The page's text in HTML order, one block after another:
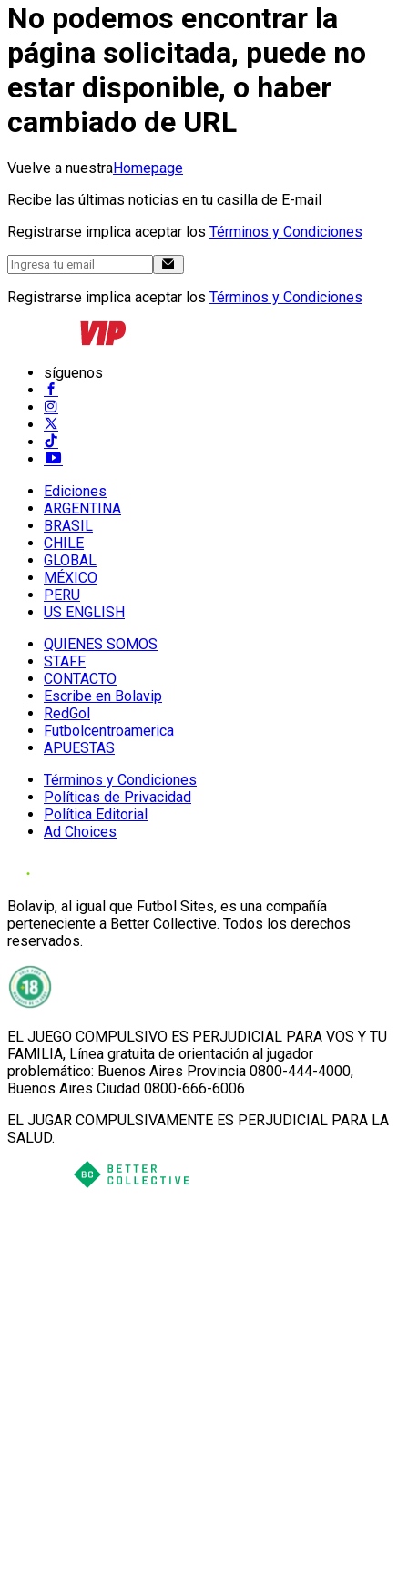
No podemos encontrar la
página solicitada, puede no
estar disponible, o haber
cambiado de URL
Vuelve a nuestraHomepage
Recibe las últimas noticias en tu casilla de E-mail
Registrarse implica aceptar los Términos y Condiciones
Registrarse implica aceptar los Términos y Condiciones
síguenos
Ediciones
ARGENTINA
BRASIL
CHILE
GLOBAL
MÉXICO
PERU
US ENGLISH
QUIENES SOMOS
STAFF
CONTACTO
Escribe en Bolavip
RedGol
Futbolcentroamerica
APUESTAS
Términos y Condiciones
Políticas de Privacidad
Política Editorial
Ad Choices
Bolavip, al igual que Futbol Sites, es una compañía
perteneciente a Better Collective. Todos los derechos
reservados.
EL JUEGO COMPULSIVO ES PERJUDICIAL PARA VOS Y TU
FAMILIA, Línea gratuita de orientación al jugador
problemático: Buenos Aires Provincia 0800-444-4000,
Buenos Aires Ciudad 0800-666-6006
EL JUGAR COMPULSIVAMENTE ES PERJUDICIAL PARA LA
SALUD.